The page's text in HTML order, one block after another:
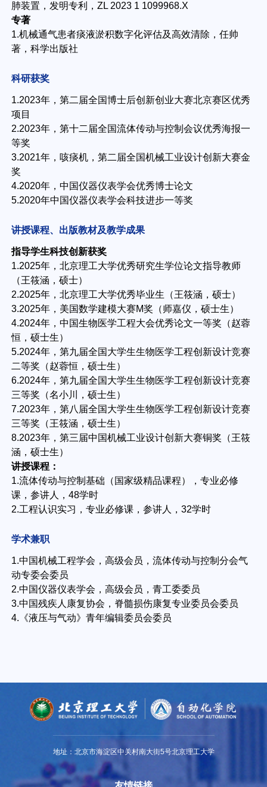
肺装置，发明专利，ZL 2023 1 1099968.X
专著
1.机械通气患者痰液淤积数字化评估及高效清除，任帅
著，科学出版社
科研获奖
1.2023年，第二届全国博士后创新创业大赛北京赛区优秀
项目
2.2023年，第十二届全国流体传动与控制会议优秀海报一
等奖
3.2021年，咳痰机，第二届全国机械工业设计创新大赛金
奖
4.2020年，中国仪器仪表学会优秀博士论文
5.2020年中国仪器仪表学会科技进步一等奖
讲授课程、出版教材及教学成果
指导学生科技创新获奖
1.2025年，北京理工大学优秀研究生学位论文指导教师
（王筱涵，硕士）
2.2025年，北京理工大学优秀毕业生（王筱涵，硕士）
3.2025年，美国数学建模大赛M奖（师嘉仪，硕士生）
4.2024年，中国生物医学工程大会优秀论文一等奖（赵蓉
恒，硕士生）
5.2024年，第九届全国大学生生物医学工程创新设计竞赛
二等奖（赵蓉恒，硕士生）
6.2024年，第九届全国大学生生物医学工程创新设计竞赛
三等奖（名小川，硕士生）
7.2023年，第八届全国大学生生物医学工程创新设计竞赛
三等奖（王筱涵，硕士生）
8.2023年，第三届中国机械工业设计创新大赛铜奖（王筱
涵，硕士生）
讲授课程：
1.流体传动与控制基础（国家级精品课程），专业必修
课，参讲人，48学时
2.工程认识实习，专业必修课，参讲人，32学时
学术兼职
1.中国机械工程学会，高级会员，流体传动与控制分会气
动专委会委员
2.中国仪器仪表学会，高级会员，青工委委员
3.中国残疾人康复协会，脊髓损伤康复专业委员会委员
4.《液压与气动》青年编辑委员会委员
地址：北京市海淀区中关村南大街5号北京理工大学